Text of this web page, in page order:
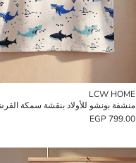
LCW HOME
منشفة بونشو للأولاد بنقشة سمكة
799.00 EGP